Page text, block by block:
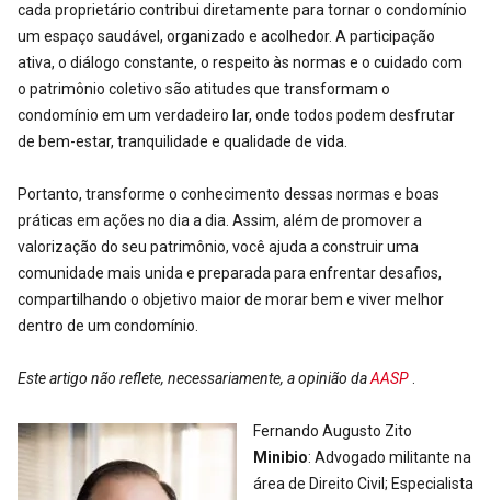
cada proprietário contribui diretamente para tornar o condomínio
um espaço saudável, organizado e acolhedor. A participação
ativa, o diálogo constante, o respeito às normas e o cuidado com
o patrimônio coletivo são atitudes que transformam o
condomínio em um verdadeiro lar, onde todos podem desfrutar
de bem-estar, tranquilidade e qualidade de vida.
Portanto, transforme o conhecimento dessas normas e boas
práticas em ações no dia a dia. Assim, além de promover a
valorização do seu patrimônio, você ajuda a construir uma
comunidade mais unida e preparada para enfrentar desafios,
compartilhando o objetivo maior de morar bem e viver melhor
dentro de um condomínio.
Este artigo não reflete, necessariamente, a opinião daAASP
Fernando Augusto Zito
Minibio: Advogado militante na
área de Direito Civil; Especialista